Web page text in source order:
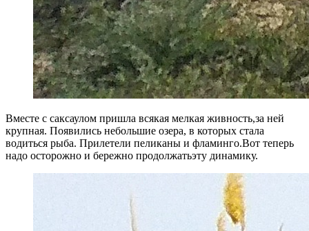
Вместе с саксаулом пришла всякая мелкая живность,за ней
крупная. Появились небольшие озера, в которых стала
водиться рыба. Прилетели пеликаны и фламинго.Вот теперь
надо осторожно и бережно продолжатьэту динамику.